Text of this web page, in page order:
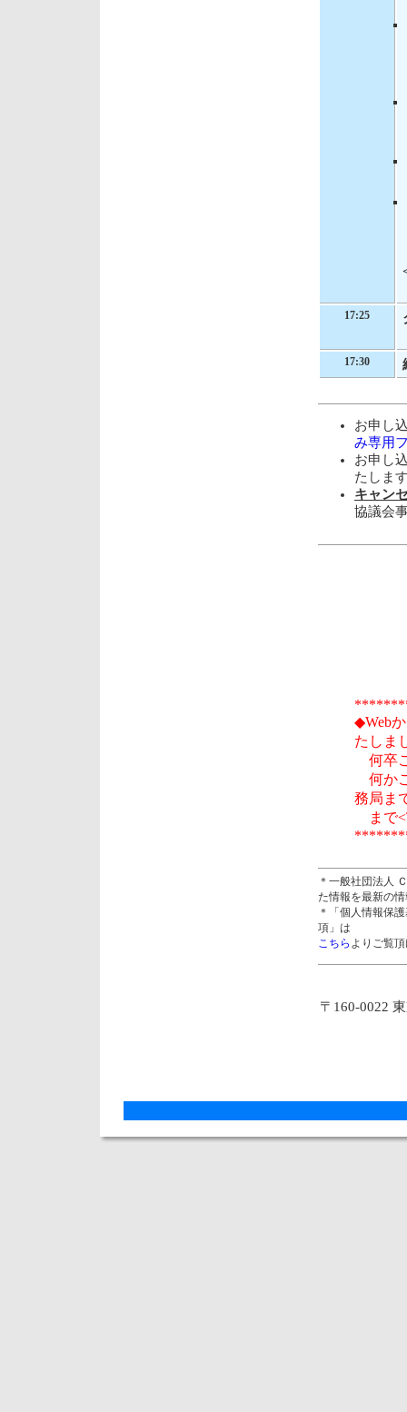
17:25
17:30
お申し
み専用
お申し
たしま
キャン
協議会
◆Web
たしま
何卒
何か
務局ま
まで
＊一般社団法人
た情報を最新の
＊「個人情報保
項」は
こちら よりご覧
〒160-0022